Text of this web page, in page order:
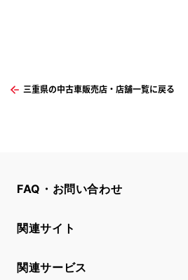
三重県の中古車販売店・店舗一覧に戻る
FAQ・お問い合わせ
関連サイト
関連サービス